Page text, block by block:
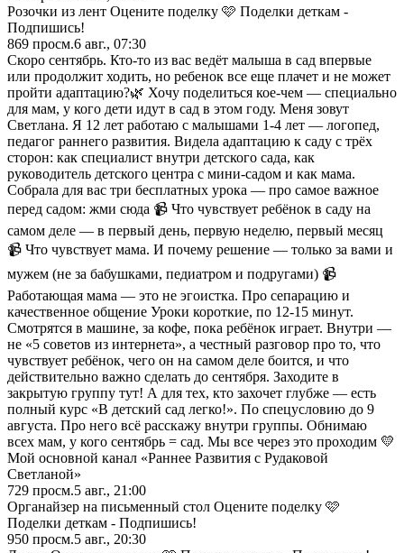
Розочки из лент Оцените поделку 🩷 Поделки деткам -
Подпишись!
869 просм.6 авг., 07:30
Скоро сентябрь. Кто-то из вас ведёт малыша в сад впервые
или продолжит ходить, но ребенок все еще плачет и не может
пройти адаптацию?🌿 Хочу поделиться кое-чем — специально
для мам, у кого дети идут в сад в этом году. Меня зовут
Светлана. Я 12 лет работаю с малышами 1-4 лет — логопед,
педагог раннего развития. Видела адаптацию к саду с трёх
сторон: как специалист внутри детского сада, как
руководитель детского центра с мини-садом и как мама.
Собрала для вас три бесплатных урока — про самое важное
перед садом: жми сюда 📹 Что чувствует ребёнок в саду на
самом деле — в первый день, первую неделю, первый месяц
📹 Что чувствует мама. И почему решение — только за вами и
мужем (не за бабушками, педиатром и подругами) 📹
Работающая мама — это не эгоистка. Про сепарацию и
качественное общение Уроки короткие, по 12-15 минут.
Смотрятся в машине, за кофе, пока ребёнок играет. Внутри —
не «5 советов из интернета», а честный разговор про то, что
чувствует ребёнок, чего он на самом деле боится, и что
действительно важно сделать до сентября. Заходите в
закрытую группу тут! А для тех, кто захочет глубже — есть
полный курс «В детский сад легко!». По спецусловию до 9
августа. Про него всё расскажу внутри группы. Обнимаю
всех мам, у кого сентябрь = сад. Мы все через это проходим 💛
Мой основной канал «Раннее Развития с Рудаковой
Светланой»
729 просм.5 авг., 21:00
Органайзер на письменный стол Оцените поделку 🩷
Поделки деткам - Подпишись!
950 просм.5 авг., 20:30